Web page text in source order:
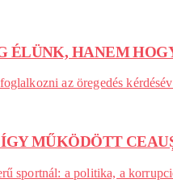
ÉLÜNK, HANEM
az öregedés
MŰKÖDÖTT
sportnál: a politika, a